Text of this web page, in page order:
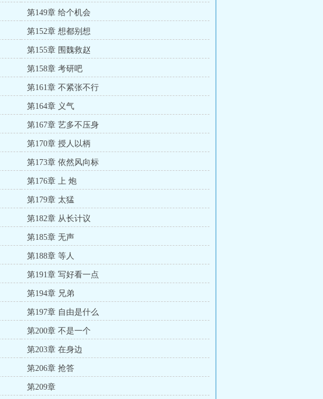
第149章 给个机会
第152章 想都别想
第155章 围魏救赵
第158章 考研吧
第161章 不紧张不行
第164章 义气
第167章 艺多不压身
第170章 授人以柄
第173章 依然风向标
第176章 上 炮
第179章 太猛
第182章 从长计议
第185章 无声
第188章 等人
第191章 写好看一点
第194章 兄弟
第197章 自由是什么
第200章 不是一个
第203章 在身边
第206章 抢答
第209章